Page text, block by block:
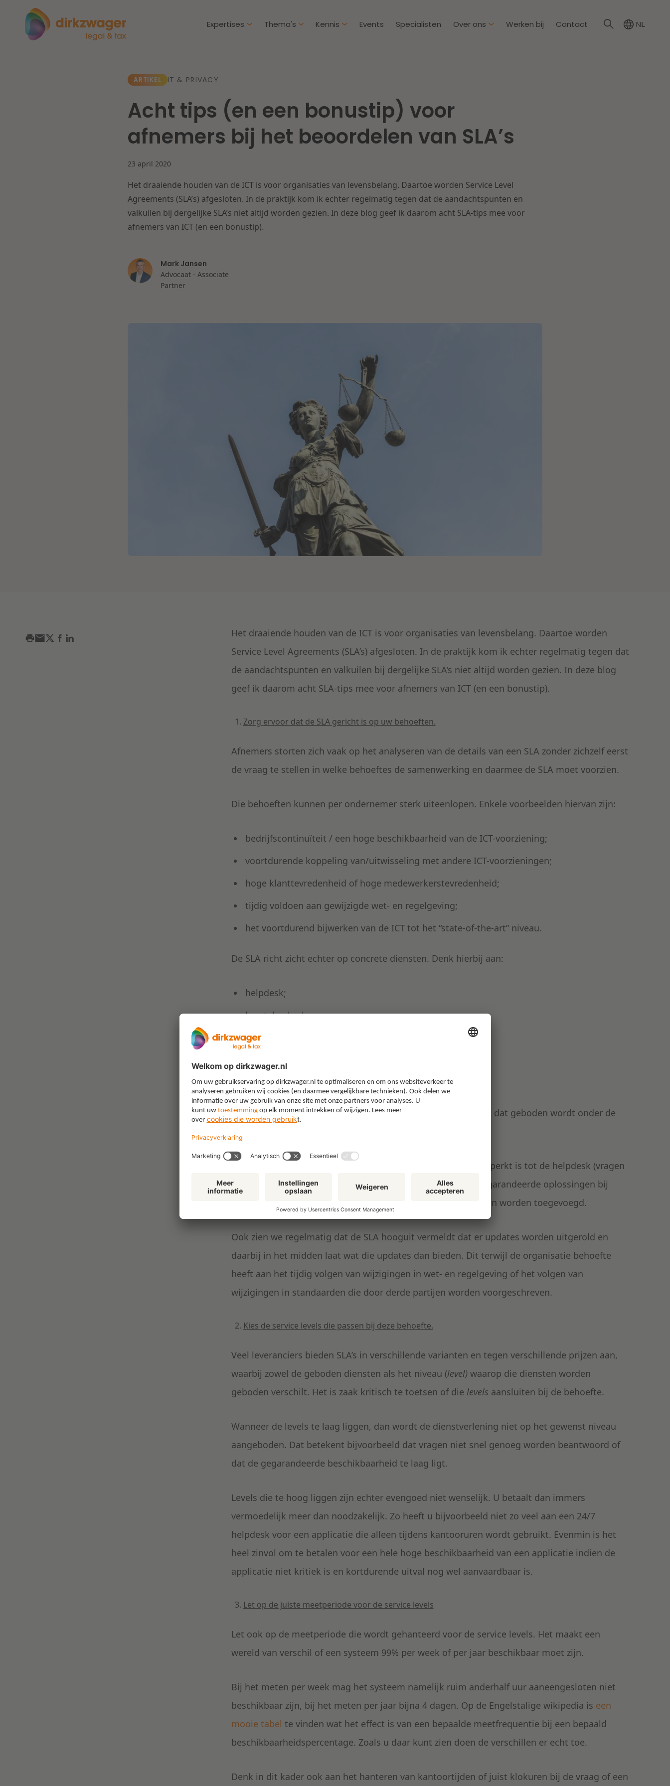
Expertises
IE & Innovatie
Herstructurering & Insolventie
Zorg & Sociaal domein
Vastgoed
Overheid & Omgeving
Aanbesteding & Mededinging
Litigation
Thema's
Dichtbij een
toekomstbestendige
zorg
Dichtbij de kansen en
uitdagingen in de
woningbouw
onderneming
Kennis Events Specialisten Over ons
Nieuws
Werken bij Contact NL
ARTIKEL IT & PRIVACY
Acht tips (en een bonustip) voor
afnemers bij het beoordelen van SLA’s
23 april 2020
Het draaiende houden van de ICT is voor organisaties van levensbelang. Daartoe worden Service Level
Agreements (SLA’s) afgesloten. In de praktijk kom ik echter regelmatig tegen dat de aandachtspunten en
valkuilen bij dergelijke SLA’s niet altijd worden gezien. In deze blog geef ik daarom acht SLA-tips mee voor
afnemers van ICT (en een bonustip).
Mark Jansen
Advocaat - Associate
Partner
Het draaiende houden van de ICT is voor organisaties van levensbelang. Daartoe worden
Service Level Agreements (SLA’s) afgesloten. In de praktijk kom ik echter regelmatig tegen dat
de aandachtspunten en valkuilen bij dergelijke SLA’s niet altijd worden gezien. In deze blog
geef ik daarom acht SLA-tips mee voor afnemers van ICT (en een bonustip).
Zorg ervoor dat de SLA gericht is op uw behoeften.
Afnemers storten zich vaak op het analyseren van de details van een SLA zonder zichzelf eerst
de vraag te stellen in welke behoeftes de samenwerking en daarmee de SLA moet voorzien.
Die behoeften kunnen per ondernemer sterk uiteenlopen. Enkele voorbeelden hiervan zijn:
bedrijfscontinuïteit / een hoge beschikbaarheid van de ICT-voorziening;
voortdurende koppeling van/uitwisseling met andere ICT-voorzieningen;
hoge klanttevredenheid of hoge medewerkerstevredenheid;
tijdig voldoen aan gewijzigde wet- en regelgeving;
het voortdurend bijwerken van de ICT tot het “state-of-the-art” niveau.
De SLA richt zicht echter op concrete diensten. Denk hierbij aan:
helpdesk;
herstel gebreken;
toevoegen nieuwe functionaliteiten;
realiseren van bepaalde mate van beschikbaarheid;
coördinatie met derde partijen.
Het is dus zaak kritisch te toetsen of het type dienstverlening dat geboden wordt onder de
Wat wij in de praktijk wel zien, is dat een SLA bijvoorbeeld beperkt is tot de helpdesk (vragen
kunnen stellen), terwijl de organisatie behoefte heeft aan gegarandeerde oplossingen bij
problemen. In dat geval zal gebrekenherstel als dienst moeten worden toegevoegd.
Ook zien we regelmatig dat de SLA hooguit vermeldt dat er updates worden uitgerold en
daarbij in het midden laat wat die updates dan bieden. Dit terwijl de organisatie behoefte
heeft aan het tijdig volgen van wijzigingen in wet- en regelgeving of het volgen van
wijzigingen in standaarden die door derde partijen worden voorgeschreven.
Kies de service levels die passen bij deze behoefte.
Veel leveranciers bieden SLA’s in verschillende varianten en tegen verschillende prijzen aan,
waarbij zowel de geboden diensten als het niveau (level) waarop die diensten worden
geboden verschilt. Het is zaak kritisch te toetsen of die levels aansluiten bij de behoefte.
Wanneer de levels te laag liggen, dan wordt de dienstverlening niet op het gewenst niveau
aangeboden. Dat betekent bijvoorbeeld dat vragen niet snel genoeg worden beantwoord of
dat de gegarandeerde beschikbaarheid te laag ligt.
Levels die te hoog liggen zijn echter evengoed niet wenselijk. U betaalt dan immers
vermoedelijk meer dan noodzakelijk. Zo heeft u bijvoorbeeld niet zo veel aan een 24/7
helpdesk voor een applicatie die alleen tijdens kantooruren wordt gebruikt. Evenmin is het
heel zinvol om te betalen voor een hele hoge beschikbaarheid van een applicatie indien de
applicatie niet kritiek is en kortdurende uitval nog wel aanvaardbaar is.
Let op de juiste meetperiode voor de service levels
Let ook op de meetperiode die wordt gehanteerd voor de service levels. Het maakt een
wereld van verschil of een systeem 99% per week of per jaar beschikbaar moet zijn.
Bij het meten per week mag het systeem namelijk ruim anderhalf uur aaneengesloten niet
beschikbaar zijn, bij het meten per jaar bijna 4 dagen. Op de Engelstalige wikipedia is een
mooie tabel te vinden wat het effect is van een bepaalde meetfrequentie bij een bepaald
beschikbaarheidspercentage. Zoals u daar kunt zien doen de verschillen er echt toe.
Denk in dit kader ook aan het hanteren van kantoortijden of juist klokuren bij de vraag of een